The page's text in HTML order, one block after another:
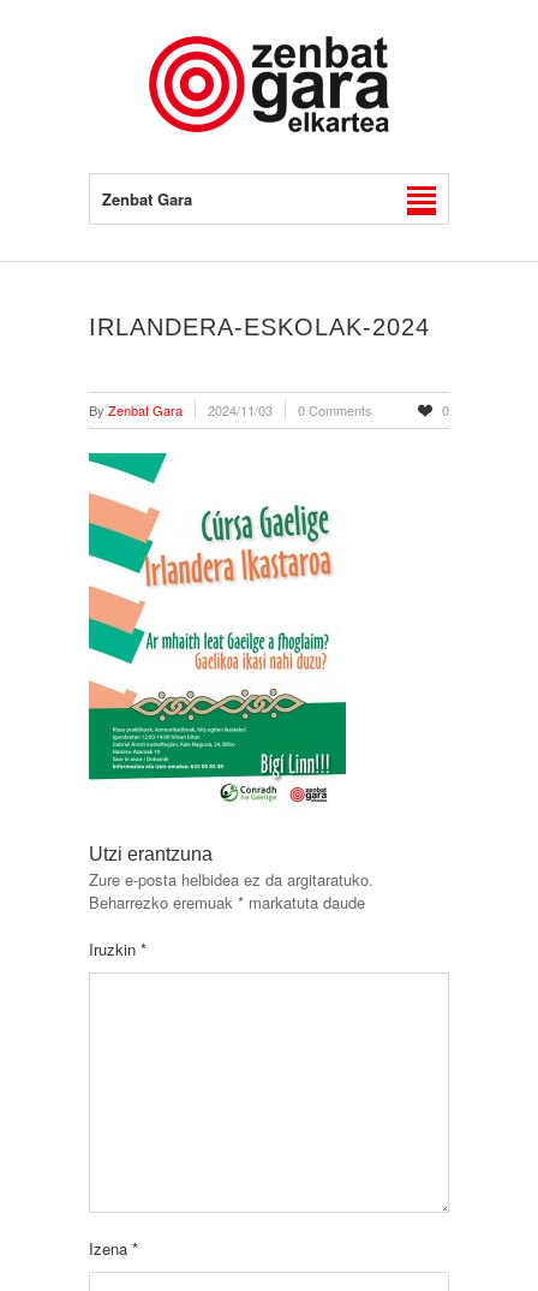
Zenbat Gara
IRLANDERA-ESKOLAK-2024
By Zenbat Gara 2024/11/03 0 Comments 0
Utzi erantzuna
Zure e-posta helbidea ez da argitaratuko.
Beharrezko eremuak * markatuta daude
Iruzkin *
Izena *